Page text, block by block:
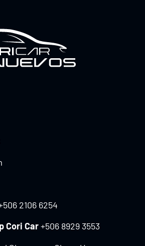
2106 6254
Cori Car+506 8929 3553